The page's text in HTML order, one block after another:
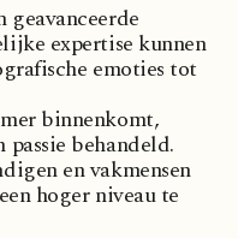
geavanceerde
expertise kunnen
emoties tot
binnenkomt,
behandeld.
en vakmensen
hoger niveau te